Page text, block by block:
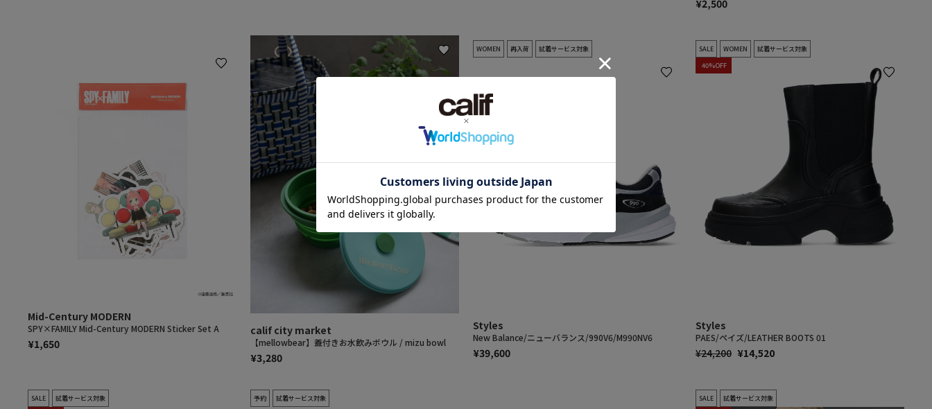
¥2,500
Mid-Century MODERN
SPY×FAMILY Mid-Century MODERN Sticker Set A
¥1,650
calif city market
【mellowbear】蓋付きお水飲みボウル / mizu bowl
¥3,280
WOMEN 再入荷​ 試着サービス対象
Styles
New Balance/ニューバランス/990V6/M990NV6
¥39,600
SALE WOMEN
試着サービス対象
40%OFF
Styles
PAES/ペイズ/LEATHER BOOTS 01
通
格
¥24,200 SALE
¥14,520
SALE
試着サービス対象
予約 試着サービス対象 SALE
試着サービス対象